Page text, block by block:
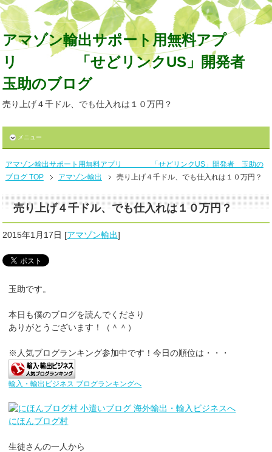
アマゾン輸出サポート用無料アプ
リ 「せどリンクUS」開発者
玉助のブログ
売り上げ４千ドル、でも仕入れは１０万円？
メニュー
アマゾン輸出サポート用無料アプリ 「せどリンクUS」開発者 玉助の
ブログ TOP
アマゾン輸出 売り上げ４千ドル、でも仕入れは１０万円？
売り上げ４千ドル、でも仕入れは１０万円？
2015年1月17日 [アマゾン輸出]
玉助です。
本日も僕のブログを読んでくださり
ありがとうございます！（＾＾）
※人気ブログランキング参加中です！今日の順位は・・・
輸入・輸出ビジネス ブログランキングへ
にほんブログ村
生徒さんの一人から